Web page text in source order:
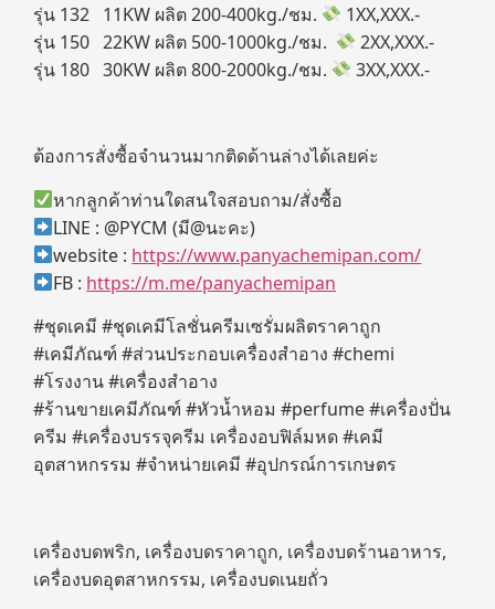
รุ่น 132 11KW ผลิต 200-400kg./ชม.
1XX,XXX.-
รุ่น 150 22KW ผลิต 500-1000kg./ชม.
2XX,XXX.-
รุ่น 180 30KW ผลิต 800-2000kg./ชม.
3XX,XXX.-
ต้องการสั่งซื้อจำนวนมากติดด้านล่างได้เลยค่ะ
หากลูกค้าท่านใดสนใจสอบถาม/สั่งซื้อ
LINE : @PYCM (มี@นะคะ)
website : https://www.panyachemipan.com/
FB : https://m.me/panyachemipan
#ชุดเคมี #ชุดเคมีโลชั่นครีมเซรั่มผลิตราคาถูก
#เคมีภัณฑ์ #ส่วนประกอบเครื่องสำอาง #chemi
#โรงงาน #เครื่องสำอาง
#ร้านขายเคมีภัณฑ์ #หัวน้ำหอม #perfume #เครื่องปั่น
ครีม #เครื่องบรรจุครีม เครื่องอบฟิล์มหด #เคมี
อุตสาหกรรม #จำหน่ายเคมี #อุปกรณ์การเกษตร
เครื่องบดพริก, เครื่องบดราคาถูก, เครื่องบดร้านอาหาร,
เครื่องบดอุตสาหกรรม, เครื่องบดเนยถั่ว